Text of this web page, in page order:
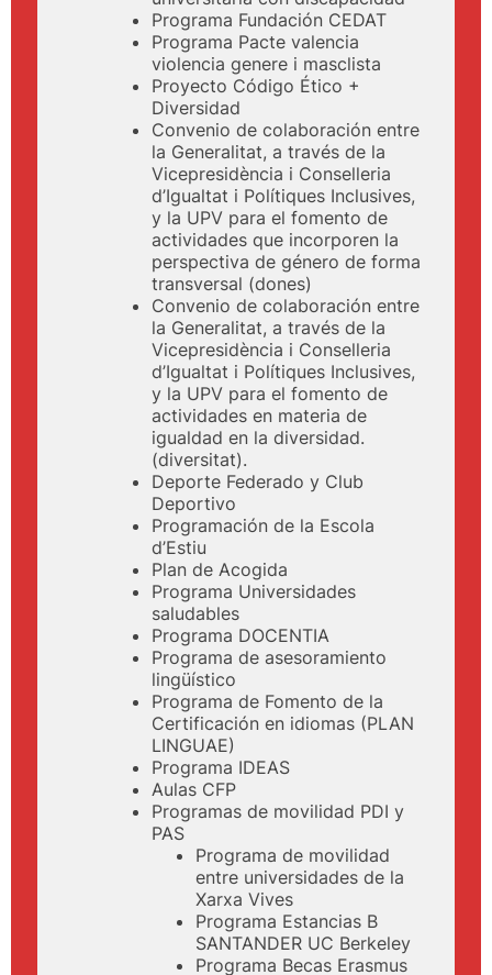
Programa Fundación CEDAT
Programa Pacte valencia
violencia genere i masclista
Proyecto Código Ético +
Diversidad
Convenio de colaboración entre
la Generalitat, a través de la
Vicepresidència i Conselleria
d’Igualtat i Polítiques Inclusives,
y la UPV para el fomento de
actividades que incorporen la
perspectiva de género de forma
transversal (dones)
Convenio de colaboración entre
la Generalitat, a través de la
Vicepresidència i Conselleria
d’Igualtat i Polítiques Inclusives,
y la UPV para el fomento de
actividades en materia de
igualdad en la diversidad.
(diversitat).
Deporte Federado y Club
Deportivo
Programación de la Escola
d’Estiu
Plan de Acogida
Programa Universidades
saludables
Programa DOCENTIA
Programa de asesoramiento
lingüístico
Programa de Fomento de la
Certificación en idiomas (PLAN
LINGUAE)
Programa IDEAS
Aulas CFP
Programas de movilidad PDI y
PAS
Programa de movilidad
entre universidades de la
Xarxa Vives
Programa Estancias B
SANTANDER UC Berkeley
Programa Becas Erasmus